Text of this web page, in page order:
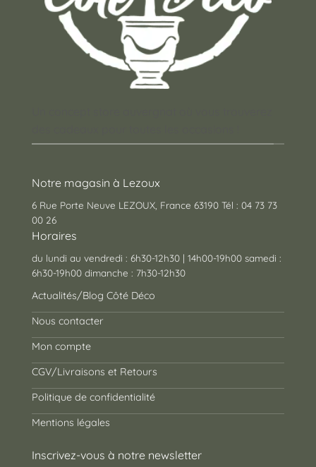
Notre magasin à Lezoux
6 Rue Porte Neuve LEZOUX, France 63190 Tél : 04 73 73
00 26
Horaires
du lundi au vendredi : 6h30-12h30 | 14h00-19h00 samedi :
6h30-19h00 dimanche : 7h30-12h30
Actualités/Blog Côté Déco
Nous contacter
Mon compte
CGV/Livraisons et Retours
Politique de confidentialité
Mentions légales
Inscrivez-vous à notre newsletter